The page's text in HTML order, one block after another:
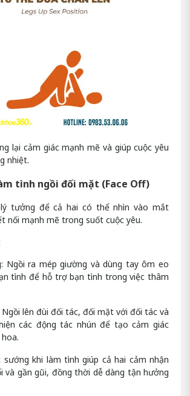
lại cảm giác mạnh mẽ và giúp cuộc yêu
nhiệt.
tình ngồi đối mặt (Face Off)
tưởng để cả hai có thể nhìn vào mắt
nối mạnh mẽ trong suốt cuộc yêu.
Ngồi ra mép giường và dùng tay ôm eo
tình để hỗ trợ bạn tình trong việc thâm
Ngồi lên đùi đối tác, đối mặt với đối tác và
các động tác nhún để tạo cảm giác
khi làm tình giúp cả hai cảm nhận
và gần gũi, đồng thời dễ dàng tận hưởng